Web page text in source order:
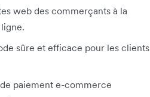
web des commerçants à la
sûre et efficace pour les clients
paiement e-commerce